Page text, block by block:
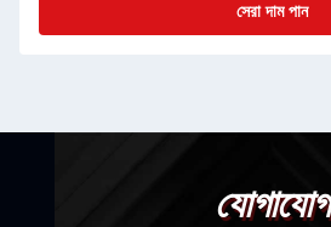
সেরা দাম পান
যোগাযোগ